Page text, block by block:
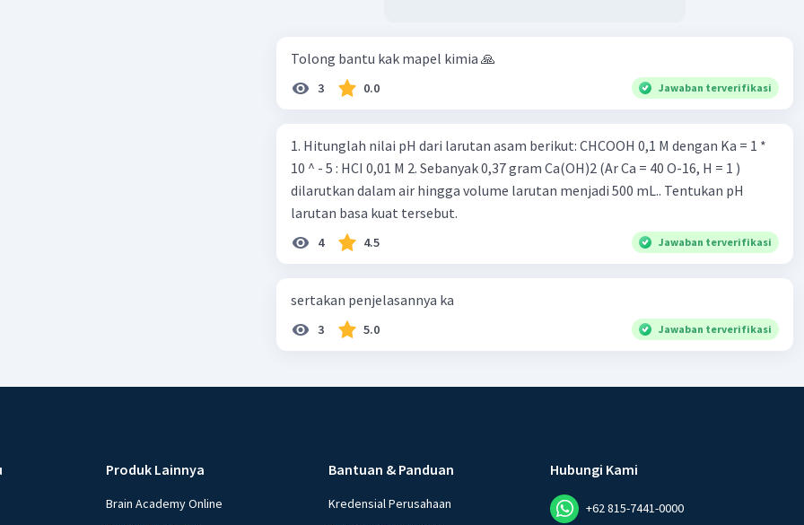
Tolong bantu kak mapel kimia 🙏
3 0.0 Jawaban terverifikasi
1. Hitunglah nilai pH dari larutan asam berikut: CHCOOH 0,1 M dengan Ka = 1 *
10 ^ - 5 : HCI 0,01 M 2. Sebanyak 0,37 gram Ca(OH)2 (Ar Ca = 40 O-16, H = 1 )
dilarutkan dalam air hingga volume larutan menjadi 500 mL.. Tentukan pH
larutan basa kuat tersebut.
4 4.5 Jawaban terverifikasi
sertakan penjelasannya ka
3 5.0 Jawaban terverifikasi
Produk Lainnya
Brain Academy Online
Bantuan & Panduan
Kredensial Perusahaan
Hubungi Kami
+62 815-7441-0000